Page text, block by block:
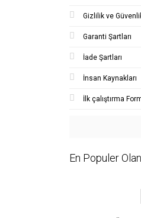
Gizlilik ve
Garanti Şartları
İade Şartları
İnsan Kaynakları
İlk çalıştırma
En Populer